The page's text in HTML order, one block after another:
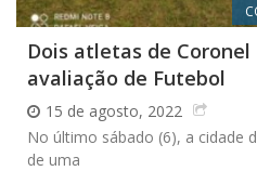
Dois atletas de
avaliação de Futebol
15 de agosto, 2022
No último sábado (6), a cidade
de uma